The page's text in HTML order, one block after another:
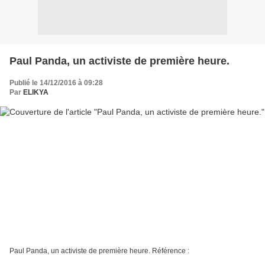
Paul Panda, un activiste de première heure.
Publié le 14/12/2016 à 09:28
Par ELIKYA
Paul Panda, un activiste de première heure. Référence :